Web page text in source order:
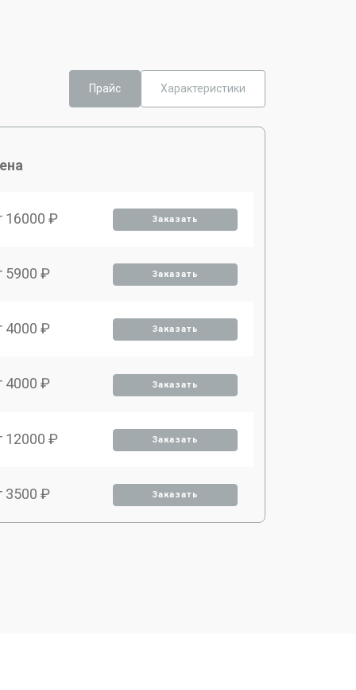
Прайс Характеристики
16000 ₽ Заказать
5900 ₽ Заказать
4000 ₽ Заказать
4000 ₽ Заказать
12000 ₽ Заказать
3500 ₽ Заказать